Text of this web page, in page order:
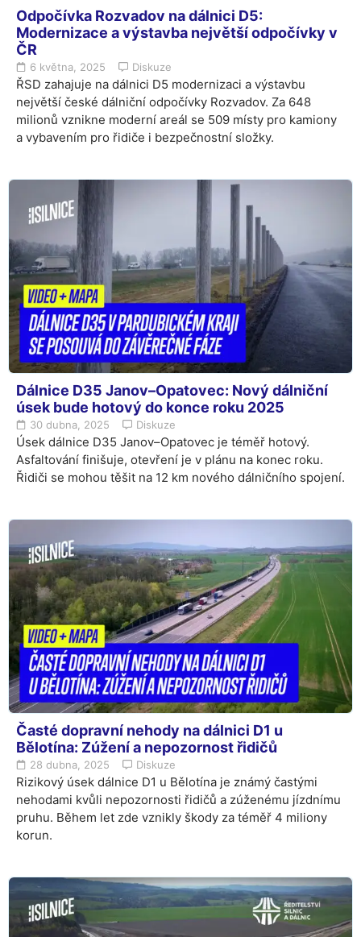
Odpočívka Rozvadov na dálnici D5:
Modernizace a výstavba největší odpočívky v
ČR
6 května, 2025 Diskuze
ŘSD zahajuje na dálnici D5 modernizaci a výstavbu
největší české dálniční odpočívky Rozvadov. Za 648
milionů vznikne moderní areál se 509 místy pro kamiony
a vybavením pro řidiče i bezpečnostní složky.
Dálnice D35 Janov–Opatovec: Nový dálniční
úsek bude hotový do konce roku 2025
30 dubna, 2025 Diskuze
Úsek dálnice D35 Janov–Opatovec je téměř hotový.
Asfaltování finišuje, otevření je v plánu na konec roku.
Řidiči se mohou těšit na 12 km nového dálničního spojení.
Časté dopravní nehody na dálnici D1 u
Bělotína: Zúžení a nepozornost řidičů
28 dubna, 2025 Diskuze
Rizikový úsek dálnice D1 u Bělotína je známý častými
nehodami kvůli nepozornosti řidičů a zúženému jízdnímu
pruhu. Během let zde vznikly škody za téměř 4 miliony
korun.